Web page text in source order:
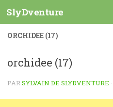
Skip to content
SlyDventure
ORCHIDEE (17)
orchidee (17)
PARSYLVAIN DE SLYDVENTURE ·